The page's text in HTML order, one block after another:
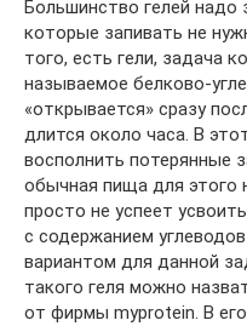
Большинство гелей надо
которые запивать не
того, есть гели, задача
называемое белково-
«открывается» сразу
длится около часа. В
восполнить потерянные
обычная пища для этого
просто не успеет
с содержанием
вариантом для данной
такого геля можно
от фирмы myprotein. В